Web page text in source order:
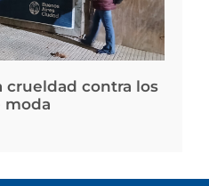
crueldad contra los
moda